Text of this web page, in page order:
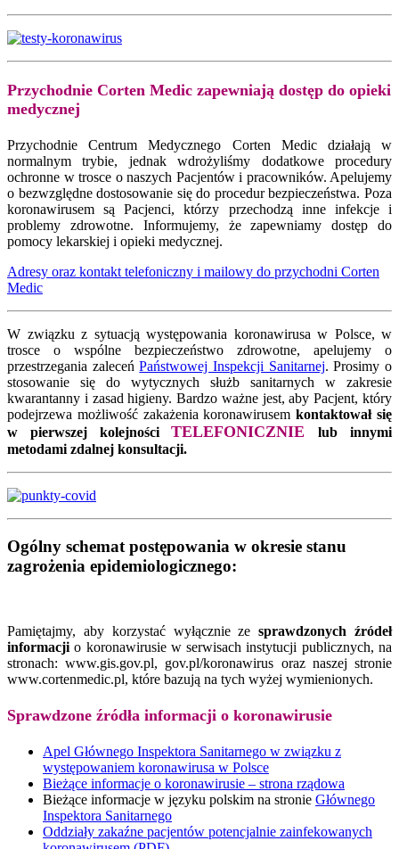
Przychodnie Corten Medic zapewniają dostęp do opieki
medycznej
Przychodnie Centrum Medycznego Corten Medic działają w
normalnym trybie, jednak wdrożyliśmy dodatkowe procedury
ochronne w trosce o naszych Pacjentów i pracowników. Apelujemy
o bezwzględne dostosowanie się do procedur bezpieczeństwa. Poza
koronawirusem są Pacjenci, którzy przechodzą inne infekcje i
problemy zdrowotne. Informujemy, że zapewniamy dostęp do
pomocy lekarskiej i opieki medycznej.
Adresy oraz kontakt telefoniczny i mailowy do przychodni Corten
Medic
W związku z sytuacją występowania koronawirusa w Polsce, w
trosce o wspólne bezpieczeństwo zdrowotne, apelujemy o
przestrzegania zaleceńPaństwowej Inspekcji Sanitarnej. Prosimy o
stosowanie się do wytycznych służb sanitarnych w zakresie
kwarantanny i zasad higieny. Bardzo ważne jest, aby Pacjent, który
podejrzewa możliwość zakażenia koronawirusemkontaktował się
w pierwszej kolejności
TELEFONICZNIE
lub innymi
metodami zdalnej konsultacji.
Ogólny schemat postępowania w okresie stanu
zagrożenia epidemiologicznego:
Pamiętajmy, aby korzystać wyłącznie zesprawdzonych źródeł
informacji o koronawirusie w serwisach instytucji publicznych, na
stronach: www.gis.gov.pl, gov.pl/koronawirus oraz naszej stronie
www.cortenmedic.pl, które bazują na tych wyżej wymienionych.
Sprawdzone źródła informacji o koronawirusie
Apel Głównego Inspektora Sanitarnego w związku z
występowaniem koronawirusa w Polsce
Bieżące informacje o koronawirusie – strona rządowa
Bieżące informacje w języku polskim na stronie Głównego
Inspektora Sanitarnego
Oddziały zakaźne pacjentów potencjalnie zainfekowanych